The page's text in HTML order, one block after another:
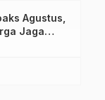
Agustus,
Jaga